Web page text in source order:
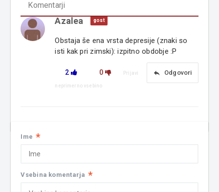
Komentarji
Azalea gost
Obstaja še ena vrsta depresije (znaki so
isti kak pri zimski): izpitno obdobje :P
2 0 reply Odgovori
Prijavi
neprimerno vsebino
Ime *
Vsebina komentarja *